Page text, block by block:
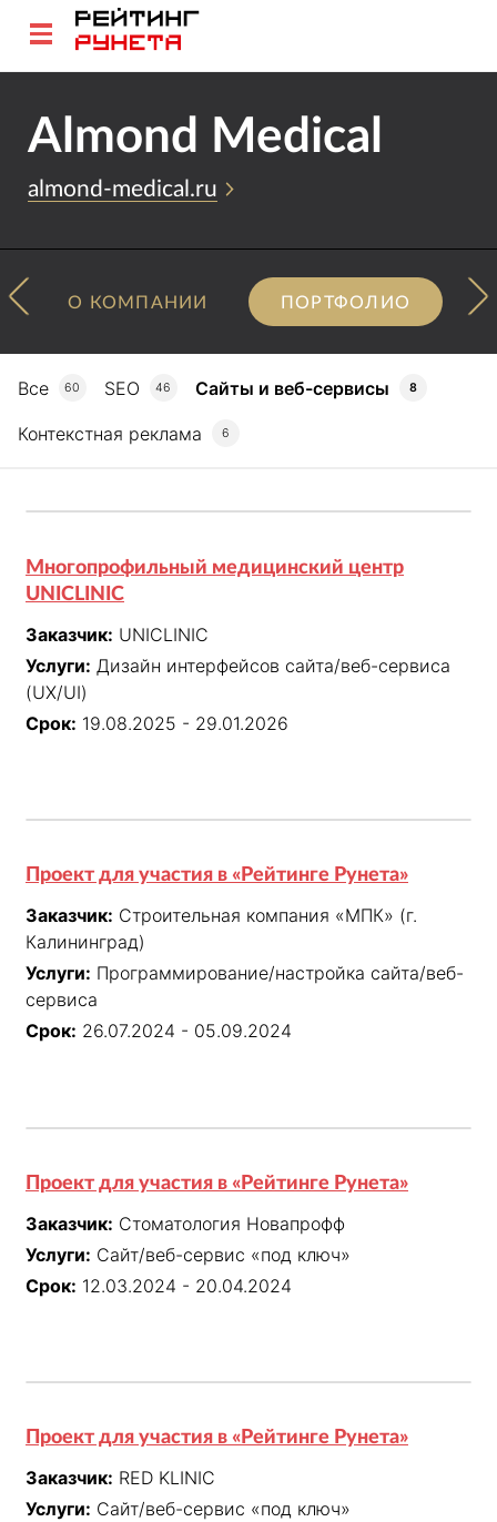
Almond Medical
almond-medical.ru
О КОМПАНИИ ПОРТФОЛИО
Все 60 SEO 46 Сайты и веб-сервисы 8
Контекстная реклама 6
Многопрофильный медицинский центр
UNICLINIC
Заказчик: UNICLINIC
Услуги: Дизайн интерфейсов сайта/веб-сервиса
(UX/UI)
Срок: 19.08.2025 - 29.01.2026
Проект для участия в «Рейтинге Рунета»
Заказчик: Строительная компания «МПК» (г.
Калининград)
Услуги: Программирование/настройка сайта/веб-
сервиса
Срок: 26.07.2024 - 05.09.2024
Проект для участия в «Рейтинге Рунета»
Заказчик: Стоматология Новапрофф
Услуги: Сайт/веб-сервис «под ключ»
Срок: 12.03.2024 - 20.04.2024
Проект для участия в «Рейтинге Рунета»
Заказчик: RED KLINIC
Услуги: Сайт/веб-сервис «под ключ»